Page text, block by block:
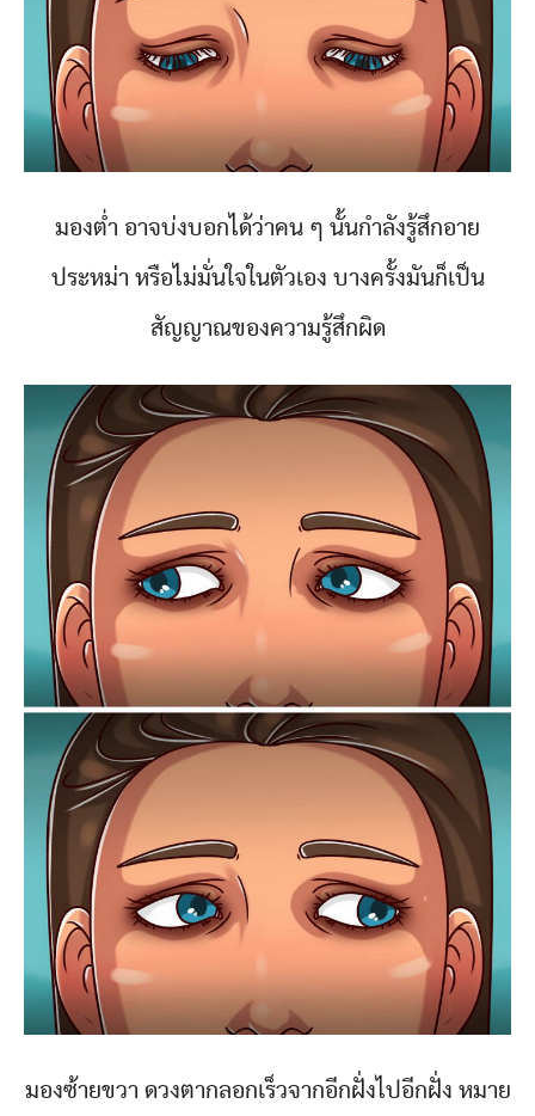
มองต่ำ อาจบ่งบอกได้ว่าคน ๆ นั้นกำลังรู้สึกอาย
ประหม่า หรือไม่มั่นใจในตัวเอง บางครั้งมันก็เป็น
สัญญาณของความรู้สึกผิด
มองซ้ายขวา ดวงตากลอกเร็วจากอีกฝั่งไปอีกฝั่ง หมาย